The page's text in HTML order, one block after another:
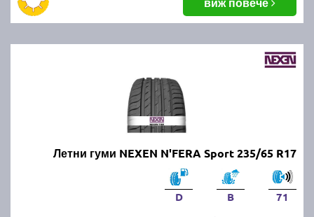
Летни гуми NEXEN N'FERA Sport 235/65 R17
D B 71